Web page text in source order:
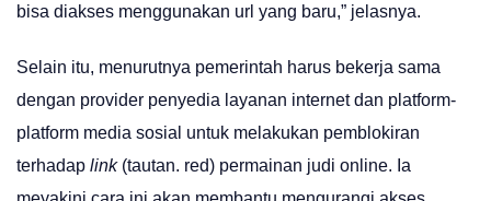
bisa diakses menggunakan url yang baru,” jelasnya.
Selain itu, menurutnya pemerintah harus bekerja sama
dengan provider penyedia layanan internet dan platform-
platform media sosial untuk melakukan pemblokiran
terhadap link(tautan. red) permainan judi online. Ia